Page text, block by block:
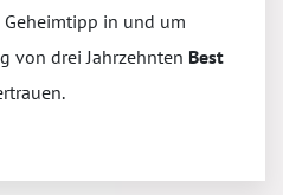
in und um
von drei Jahrzehnten Best